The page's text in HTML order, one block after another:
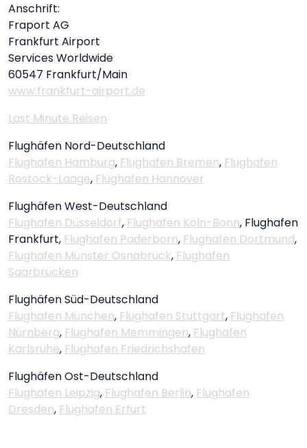
Anschrift:
Fraport AG
Frankfurt Airport
Services Worldwide
60547 Frankfurt/Main
www.frankfurt-airport.de
Last Minute Reisen
Flughäfen Nord-Deutschland
Flughafen Hamburg, Flughafen Bremen, Flughafen
Rostock-Laage, Flughafen Hannover
Flughäfen West-Deutschland
Flughafen Düsseldorf, Flughafen Köln-Bonn, Flughafen
Frankfurt, Flughafen Paderborn, Flughafen Dortmund,
Flughafen Münster Osnabrück, Flughafen
Saarbrücken
Flughäfen Süd-Deutschland
Flughafen München, Flughafen Stuttgart, Flughafen
Nürnberg, Flughafen Memmingen, Flughafen
Karlsruhe, Flughafen Friedrichshafen
Flughäfen Ost-Deutschland
Flughafen Leipzig, Flughafen Berlin, Flughafen
Dresden, Flughafen Erfurt